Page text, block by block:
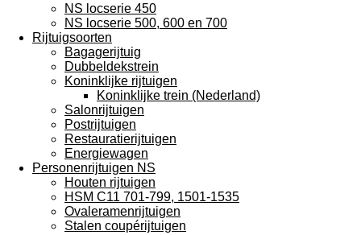
NS locserie 450
NS locserie 500, 600 en 700
Rijtuigsoorten
Bagagerijtuig
Dubbeldekstrein
Koninklijke rijtuigen
Koninklijke trein (Nederland)
Salonrijtuigen
Postrijtuigen
Restauratierijtuigen
Energiewagen
Personenrijtuigen NS
Houten rijtuigen
HSM C11 701-799, 1501-1535
Ovaleramenrijtuigen
Stalen coupérijtuigen